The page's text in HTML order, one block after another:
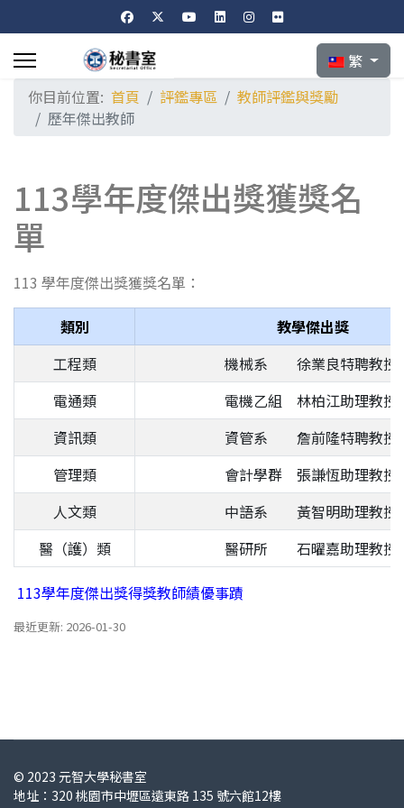
選擇你的語言
繁
你目前位置: 首頁 評鑑專區
教師評鑑與獎勵
歷年傑出教師
113學年度傑出獎獲獎名
單
113 學年度傑出獎獲獎名單：
類別
教學傑出獎
工程類
機械系 徐業良特聘教授
電通類
電機乙組 林柏江助理教授
資訊類
資管系 詹前隆特聘教授
管理類
會計學群 張謙恆助理教授
人文類
中語系 黃智明助理教授
醫（護）類
醫研所 石曜嘉助理教授
113學年度傑出獎得獎教師績優事蹟
最近更新: 2026-01-30
© 2023 元智大學秘書室
地址：320 桃園市中壢區遠東路 135 號六館12樓